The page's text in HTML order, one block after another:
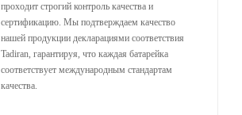
проходит строгий контроль качества и
сертификацию. Мы подтверждаем качество
нашей продукции декларациями соответствия
Tadiran, гарантируя, что каждая батарейка
соответствует международным стандартам
качества.